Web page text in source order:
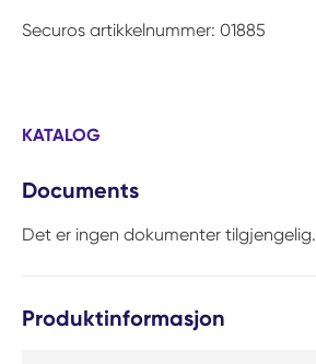
Securos artikkelnummer: 01885
KATALOG
Documents
Det er ingen dokumenter tilgjengelig.
Produktinformasjon